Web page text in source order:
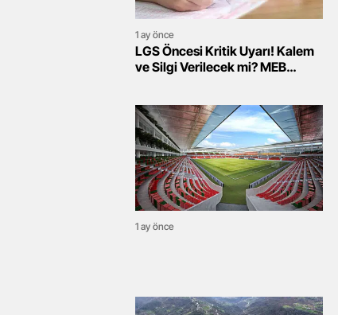
1 ay önce
LGS Öncesi Kritik Uyarı! Kalem
ve Silgi Verilecek mi? MEB
1 ay önce